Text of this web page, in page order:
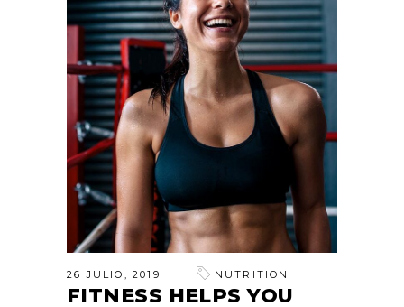
26 JULIO, 2019 NUTRITION
FITNESS HELPS YOU